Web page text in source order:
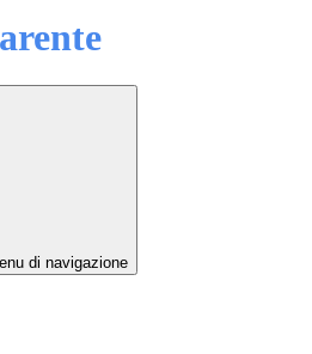
di navigazione